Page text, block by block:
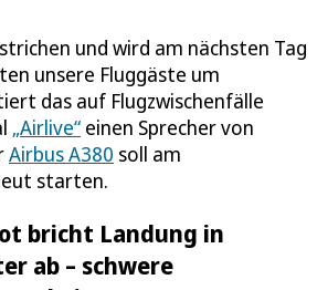
und wird am nächsten Tag
unsere Fluggäste um
das auf Flugzwischenfälle
„Airlive“ einen Sprecher von
Airbus A380 soll am
starten.
bricht Landung in
ab – schwere